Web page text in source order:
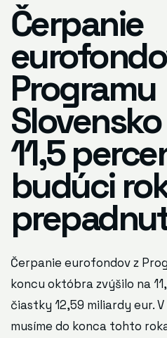
Čerpanie
Programu
11,5
budúci
Čerpanie eurofondov z
koncu októbra zvýšilo na
čiastky 12,59 miliardy eur.
musíme do konca tohto